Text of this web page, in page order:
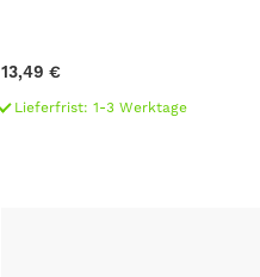
13,49 €
Lieferfrist: 1-3 Werktage